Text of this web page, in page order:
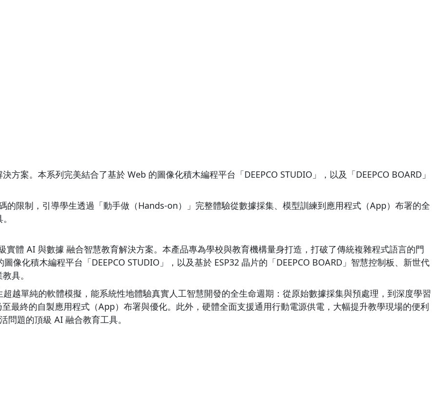
方案。本系列完美結合了基於 Web 的圖像化積木編程平台「DEEPCO STUDIO」，以及「DEEPCO BOARD」
的限制，引導學生透過「動手做（Hands-on）」完整體驗從數據採集、模型訓練到應用程式（App）布署的全
實體 AI 與數據 融合智慧教育解決方案。本產品專為學校與教育機構量身打造，打破了傳統複雜程式語言的門
像化積木編程平台「DEEPCO STUDIO」，以及基於 ESP32 晶片的「DEEPCO BOARD」智慧控制板、新世代
具。
越單純的軟體模擬，能系統性地體驗真實人工智慧開發的全生命週期：從原始數據採集與預處理，到深度學習
最終的自製應用程式（App）布署與優化。此外，硬體全面支援通用行動電源供電，大幅提升教學現場的便利
問題的頂級 AI 融合教育工具。